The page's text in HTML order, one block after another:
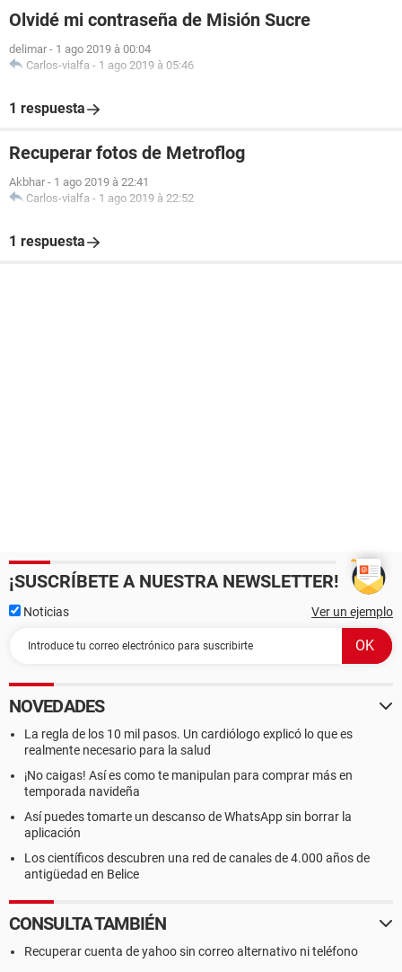
Olvidé mi contraseña de Misión Sucre
delimar - 1 ago 2019 à 00:04
Carlos-vialfa - 1 ago 2019 à 05:46
1 respuesta
Recuperar fotos de Metroflog
Akbhar - 1 ago 2019 à 22:41
Carlos-vialfa - 1 ago 2019 à 22:52
1 respuesta
¡SUSCRÍBETE A NUESTRA NEWSLETTER!
Noticias Ver un ejemplo
NOVEDADES
La regla de los 10 mil pasos. Un cardiólogo explicó lo que es
realmente necesario para la salud
¡No caigas! Así es como te manipulan para comprar más en
temporada navideña
Así puedes tomarte un descanso de WhatsApp sin borrar la
aplicación
Los científicos descubren una red de canales de 4.000 años de
antigüedad en Belice
CONSULTA TAMBIÉN
Recuperar cuenta de yahoo sin correo alternativo ni teléfono